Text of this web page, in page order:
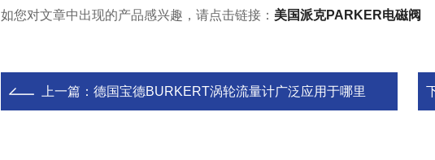
如您对文章中出现的产品感兴趣，请点击链接： 美国派克PARKER电磁阀
上一篇： 德国宝德BURKERT涡轮流量计广泛应用于哪里